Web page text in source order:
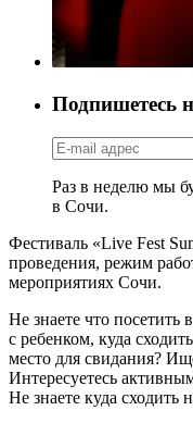
Подпишетесь
Раз в неделю мы
в Сочи.
Фестиваль «Live Fest
проведения, режим
мероприятиях Сочи.
Не знаете что посетить
с ребенком, куда
место для свидания?
Интересуетесь
Не знаете куда